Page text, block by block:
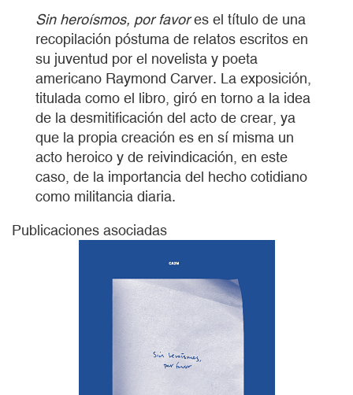
Sin heroísmos, por favores el título de una
recopilación póstuma de relatos escritos en
su juventud por el novelista y poeta
americano Raymond Carver. La exposición,
titulada como el libro, giró en torno a la idea
de la desmitificación del acto de crear, ya
que la propia creación es en sí misma un
acto heroico y de reivindicación, en este
caso, de la importancia del hecho cotidiano
como militancia diaria.
Publicaciones asociadas